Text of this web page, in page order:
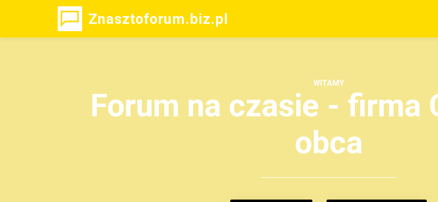
Znasztoforum.biz.pl
WITAMY
Forum na czasie - firma
obca